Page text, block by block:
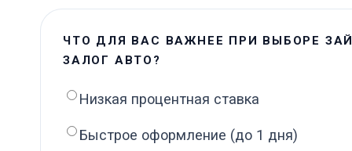
ЧТО ДЛЯ ВАС ВАЖНЕЕ ПРИ ВЫБОРЕ
ЗАЛОГ АВТО?
Низкая процентная ставка
Быстрое оформление (до 1 дня)